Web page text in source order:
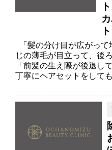
「髪の分け目が広がっ
じの薄毛が目立って、後
「前髪の生え際が後退し
丁寧にヘアセットをして